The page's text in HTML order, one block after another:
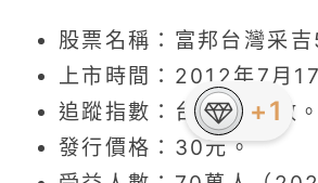
股票名稱：富邦台灣采
上市時間：2012年7月
追蹤指數：台灣50指數。
發行價格：30元。
+1